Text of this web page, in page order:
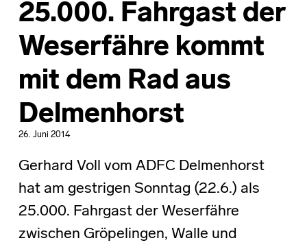
25.000. Fahrgast der
Weserfähre kommt
mit dem Rad aus
Delmenhorst
26. Juni 2014
Gerhard Voll vom ADFC Delmenhorst
hat am gestrigen Sonntag (22.6.) als
25.000. Fahrgast der Weserfähre
zwischen Gröpelingen, Walle und